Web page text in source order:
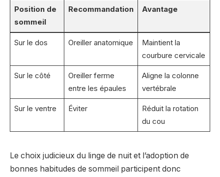
Position de
sommeil
Recommandation Avantage
Sur le dos Oreiller anatomique
Maintient la
courbure cervicale
Sur le côté
Oreiller ferme
entre les épaules
Aligne la colonne
vertébrale
Sur le ventre Éviter
Réduit la rotation
du cou
Le choix judicieux du linge de nuit et l’adoption de
bonnes habitudes de sommeil participent donc